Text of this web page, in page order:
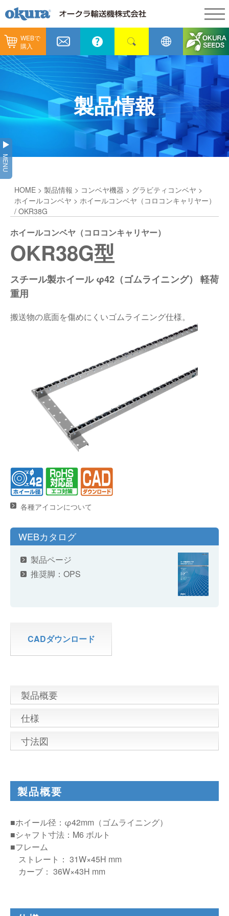
WEBで
購入
製品情報
製品情報
コンベヤ機器
コンベヤ機器を探す
ヒント集
GTPシステム
仕分けシステム
ピッキングシステム
保管システム
パレタイズ・デパレタイズシステム
バンニング・デバンニングシステム
バーチカル装置（垂直搬送機）
周辺機器
納入事例
納入事例
全業種
飲料
食品
メンテナンス
カタログ／CAD
代表あいさつ
会社概要
事業所一覧
オークラグループ
オークラの取組み
採用情報
ショールーム
オークラミュージアム
新着情報
生産終了品
プライバシーポリシー
サイトポリシー
製品情報
MENU
HOME > 製品情報 > コンベヤ機器 > グラビティコンベヤ >
ホイールコンベヤ > ホイールコンベヤ（コロコンキャリヤー）
/ OKR38G
ホイールコンベヤ（コロコンキャリヤー）
OKR38G型
スチール製ホイール φ42（ゴムライニング） 軽荷
重用
搬送物の底面を傷めにくいゴムライニング仕様。
各種アイコンについて
WEBカタログ
製品ページ
推奨脚： OPS
CADダウンロード
製品概要
仕様
寸法図
製品概要
■ホイール径：φ42mm（ゴムライニング）
■シャフト寸法：M6 ボルト
■フレーム
ストレート： 31W×45H mm
カーブ： 36W×43H mm